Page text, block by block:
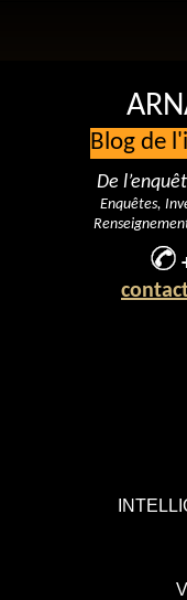
Blog de
De
Enquêtes,